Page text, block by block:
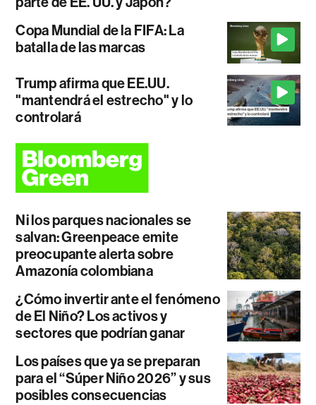
Copa Mundial de la FIFA: La
batalla de las marcas
Trump afirma que EE.UU.
"mantendrá el estrecho" y lo
controlará
Ni los parques nacionales se
salvan: Greenpeace emite
preocupante alerta sobre
Amazonía colombiana
¿Cómo invertir ante el fenómeno
de El Niño? Los activos y
sectores que podrían ganar
Los países que ya se preparan
para el “Súper Niño 2026” y sus
posibles consecuencias